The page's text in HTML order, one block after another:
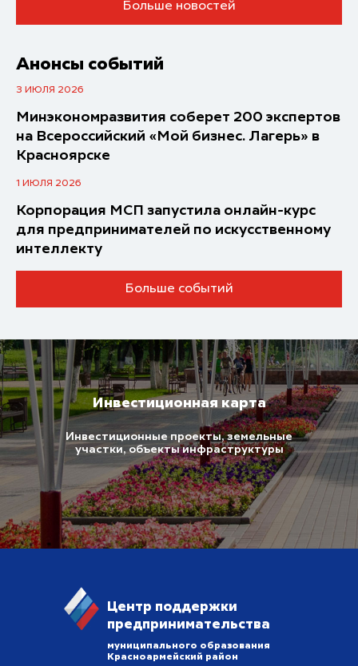
Больше новостей
Анонсы событий
3 ИЮЛЯ 2026
Минэкономразвития соберет 200 экспертов
на Всероссийский «Мой бизнес. Лагерь» в
Красноярске
1 ИЮЛЯ 2026
Корпорация МСП запустила онлайн-курс
для предпринимателей по искусственному
интеллекту
Больше событий
Инвестиционная карта
Инвестиционные проекты, земельные
участки, объекты инфраструктуры
Центр поддержки
предпринимательства
муниципального образования
Красноармейский район